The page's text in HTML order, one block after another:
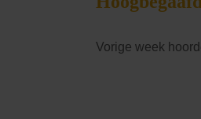
Vorige week